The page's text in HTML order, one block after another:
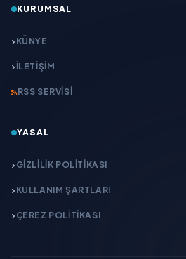
KURUMSAL
KÜNYE
İLETIŞIM
RSS SERVISI
YASAL
GIZLILIK POLITIKASI
KULLANIM ŞARTLARI
ÇEREZ POLITIKASI